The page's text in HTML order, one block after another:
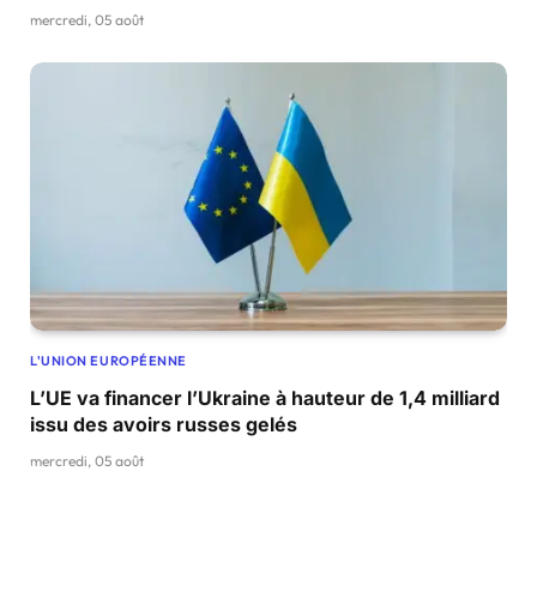
mercredi, 05 août
L'UNION EUROPÉENNE
L’UE va financer l’Ukraine à hauteur de 1,4 milliard
issu des avoirs russes gelés
mercredi, 05 août